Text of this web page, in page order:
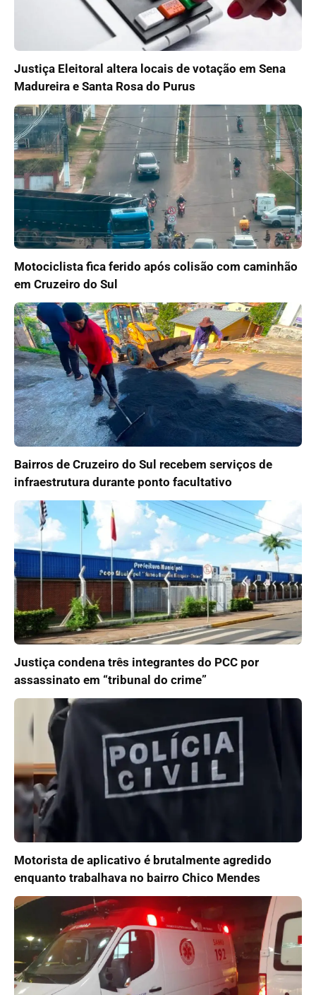
Justiça Eleitoral altera locais de votação em Sena
Madureira e Santa Rosa do Purus
Motociclista fica ferido após colisão com caminhão
em Cruzeiro do Sul
Bairros de Cruzeiro do Sul recebem serviços de
infraestrutura durante ponto facultativo
Justiça condena três integrantes do PCC por
assassinato em “tribunal do crime”
Motorista de aplicativo é brutalmente agredido
enquanto trabalhava no bairro Chico Mendes